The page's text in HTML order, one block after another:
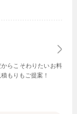
らこそわりたいお料
もりもご提案！